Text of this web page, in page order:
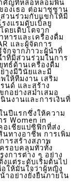
ำคัญที่หล่อหลอมพื้น
องเธอ ต่อมาซูซาน
วนร่วมกับแขกให้มี
งแรมดับเบิ้ลยู
ดยเติบโตจาก
หารและเครื่องดื่ม
และผู้จัดการ
จักจากภาวะผู้นำที่
ที่มีส่วนร่วมในการ
ทธ์ด้านเครื่องดื่ม
างมีวินัยและมี
ให้ทีมงาน เสริม
นด์ และสร้าง
อย่างสม่ำเสมอ
นงานและการเงินที่
นปีแรกซึ่งให้ความ
Women in
อเชียแปซิฟิกที่ส่ง
ทางอาชีพ การเพิ่ม
ารสร้างสภาพ
รอบคลุมทั่วทั้ง
การต่าง ๆ อย่าง
งแต่ระดับเริ่มต้นไป
ให้มั่นใจว่าผู้หญิง
าอย่างยั่งยืนภายใน